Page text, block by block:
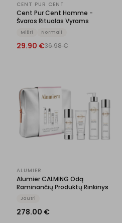
CENT PUR CENT
Cent Pur Cent Homme -
Švaros Ritualas Vyrams
Mišri Normali
29.90 €36.98€
ALUMIER
Alumier CALMING Odą
Raminančių Produktų Rinkinys
Jautri
278.00 €